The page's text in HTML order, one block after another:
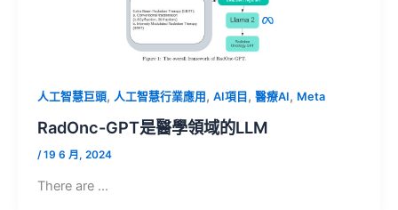
人工智慧巨頭, 人工智慧行業應用 , AI項目 , 醫療AI, Meta
RadOnc-GPT是醫學領域的LLM
/19 6 月, 2024
There are …